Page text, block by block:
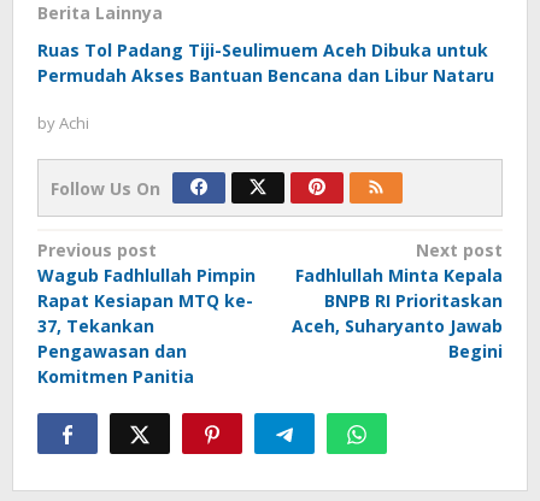
Berita Lainnya
Ruas Tol Padang Tiji-Seulimuem Aceh Dibuka untuk
Permudah Akses Bantuan Bencana dan Libur Nataru
byAchi
Follow Us On
Post
navigation
Previous post
Wagub Fadhlullah Pimpin
Rapat Kesiapan MTQ ke-
37, Tekankan
Pengawasan dan
Komitmen Panitia
Next post
Fadhlullah Minta Kepala
BNPB RI Prioritaskan
Aceh, Suharyanto Jawab
Begini